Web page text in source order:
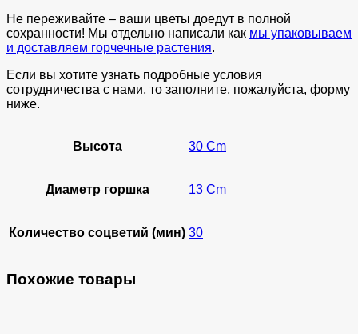
Не переживайте – ваши цветы доедут в полной
сохранности! Мы отдельно написали как мы упаковываем
и доставляем горчечные растения.
Если вы хотите узнать подробные условия
сотрудничества с нами, то заполните, пожалуйста, форму
ниже.
Высота 30 Cm
Диаметр горшка 13 Cm
Количество соцветий (мин) 30
Похожие товары